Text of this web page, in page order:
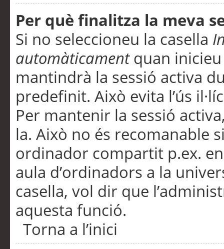
Per què finalitza la meva
Si no seleccioneu la casella
automàticamentquan inicieu
mantindrà la sessió activa
predefinit. Això evita l’ús
Per mantenir la sessió
la. Això no és recomanable
ordinador compartit p.ex.
aula d’ordinadors a la
casella, vol dir que
aquesta funció.
Torna a l’inici